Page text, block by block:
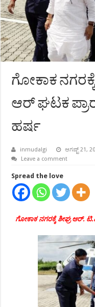
ಗೋಕಾಕ
ಆರ್ ಘಟಕ
ಹರ್ಷ
inmudalgi ಆಗಷ್ಟ್ 21,
Leave a comment
Spread the love
ಗೋಕಾಕ ನಗರಕ್ಕೆ ಶೀಘ್ರ ಆರ್.